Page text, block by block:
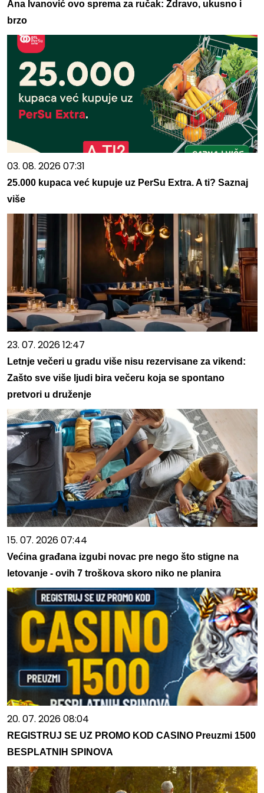
Ana Ivanović ovo sprema za ručak: Zdravo, ukusno i
brzo
03. 08. 2026 07:31
25.000 kupaca već kupuje uz PerSu Extra. A ti? Saznaj
više
23. 07. 2026 12:47
Letnje večeri u gradu više nisu rezervisane za vikend:
Zašto sve više ljudi bira večeru koja se spontano
pretvori u druženje
15. 07. 2026 07:44
Većina građana izgubi novac pre nego što stigne na
letovanje - ovih 7 troškova skoro niko ne planira
20. 07. 2026 08:04
REGISTRUJ SE UZ PROMO KOD CASINO Preuzmi 1500
BESPLATNIH SPINOVA